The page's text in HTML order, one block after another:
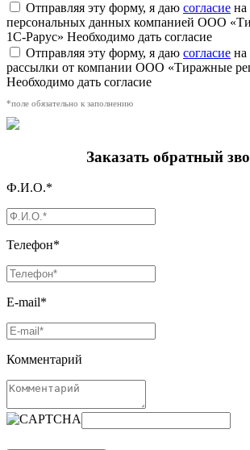
Отправляя эту форму, я даю согласие на
персональных данных компанией ООО
1С-Рарус» Необходимо дать согласие
Отправляя эту форму, я даю согласие на
рассылки от компании ООО «Тиражные
Необходимо дать согласие
*поле обязательно к заполнению
Заказать обратный
Ф.И.О.*
Телефон*
E-mail*
Комментарий